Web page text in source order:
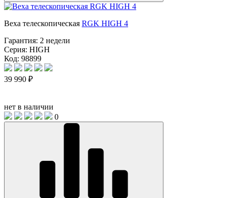
Веха телескопическая RGK HIGH 4
Гарантия: 2 недели
Серия: HIGH
Код: 98899
39 990 ₽
нет в наличии
0